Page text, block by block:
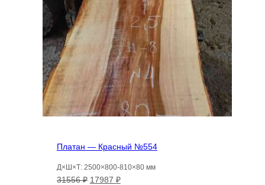
Платан — Красный №554
Д×Ш×Т: 2500×800-810×80 мм
31556₽ Первоначальная
17987 ₽Текущая